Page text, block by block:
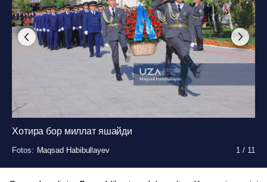
Хотира бор миллат яшайди
Fotos: Maqsad Habibullayev 1 / 11
Fotos: Maqsad Habibullayev 1 / 11
Fotos: Maqsad Habibullayev 1 / 11
Fotos: Maqsad Habibullayev 1 / 11
Fotos: Maqsad Habibullayev 1 / 11
Fotos: Maqsad Habibullayev 1 / 11
Fotos: Maqsad Habibullayev 1 / 11
Fotos: Maqsad Habibullayev 1 / 11
Fotos: Maqsad Habibullayev 1 / 11
Fotos: Maqsad Habibullayev 1 / 11